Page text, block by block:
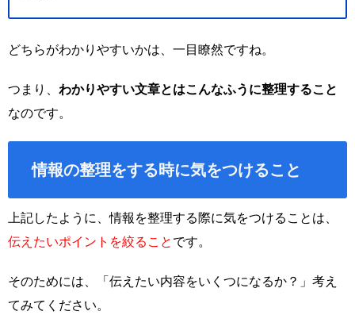
どちらがわかりやすいかは、一目瞭然ですね。
つまり、 わかりやすい文章とはこんなふうに整理すること
なのです。
情報の整理をする時に気をつけること
上記したように、情報を整理する際に気をつけることは、
伝えたいポイントを絞ること です。
そのためには、「伝えたい内容をいくつになるか？」考え
てみてください。